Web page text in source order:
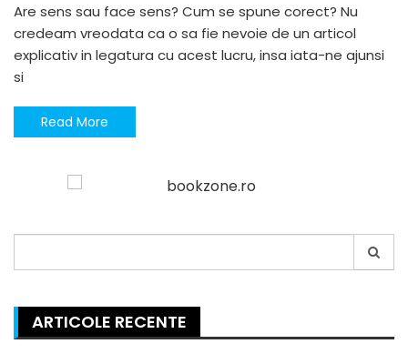
Are sens sau face sens? Cum se spune corect? Nu
credeam vreodata ca o sa fie nevoie de un articol
explicativ in legatura cu acest lucru, insa iata-ne ajunsi
si
Read More
for:
ARTICOLE RECENTE